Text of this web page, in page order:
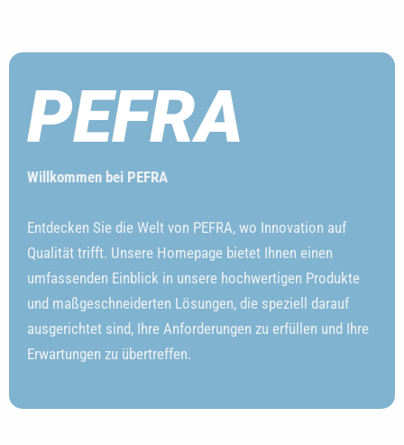
PEFRA
Willkommen bei PEFRA
Entdecken Sie die Welt von PEFRA, wo Innovation auf
Qualität trifft. Unsere Homepage bietet Ihnen einen
umfassenden Einblick in unsere hochwertigen Produkte
und maßgeschneiderten Lösungen, die speziell darauf
ausgerichtet sind, Ihre Anforderungen zu erfüllen und Ihre
Erwartungen zu übertreffen.